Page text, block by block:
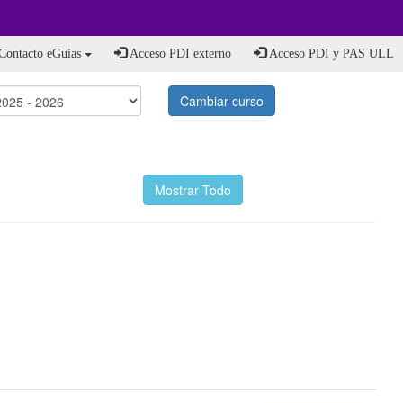
eGuias Acceso PDI externo Acceso PDI y PAS ULL
Cambiar curso
Mostrar Todo